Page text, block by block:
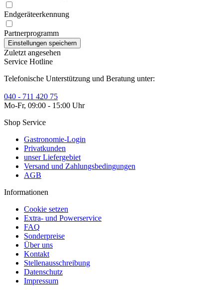
Endgeräteerkennung
Partnerprogramm
Zuletzt angesehen
Service Hotline
Telefonische Unterstützung und Beratung unter:
040 - 711 420 75
Mo-Fr, 09:00 - 15:00 Uhr
Shop Service
Gastronomie-Login
Privatkunden
unser Liefergebiet
Versand und Zahlungsbedingungen
AGB
Informationen
Cookie setzen
Extra- und Powerservice
FAQ
Sonderpreise
Über uns
Kontakt
Stellenausschreibung
Datenschutz
Impressum